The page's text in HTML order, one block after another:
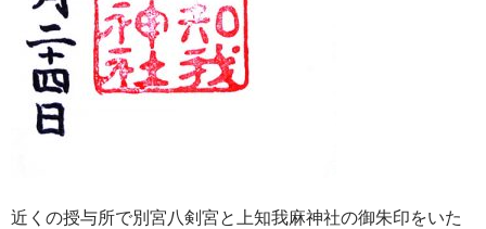
近くの授与所で別宮八剣宮と上知我麻神社の御朱印をいた